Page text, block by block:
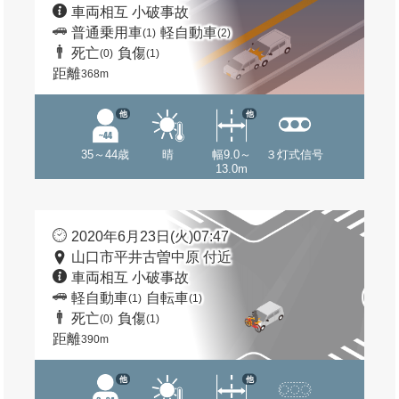
車両相互 小破事故
普通乗用車(1) 軽自動車(2)
死亡(0) 負傷(1)
距離368m
35～44歳
他
晴
幅9.0～
13.0m
他
３灯式信号
2020年6月23日(火)07:47
山口市平井古曽中原 付近
車両相互 小破事故
軽自動車(1) 自転車(1)
死亡(0) 負傷(1)
距離390m
他 他